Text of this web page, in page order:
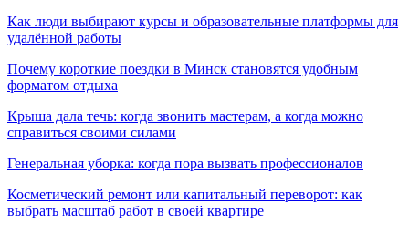
Как люди выбирают курсы и образовательные платформы для
удалённой работы
Почему короткие поездки в Минск становятся удобным
форматом отдыха
Крыша дала течь: когда звонить мастерам, а когда можно
справиться своими силами
Генеральная уборка: когда пора вызвать профессионалов
Косметический ремонт или капитальный переворот: как
выбрать масштаб работ в своей квартире